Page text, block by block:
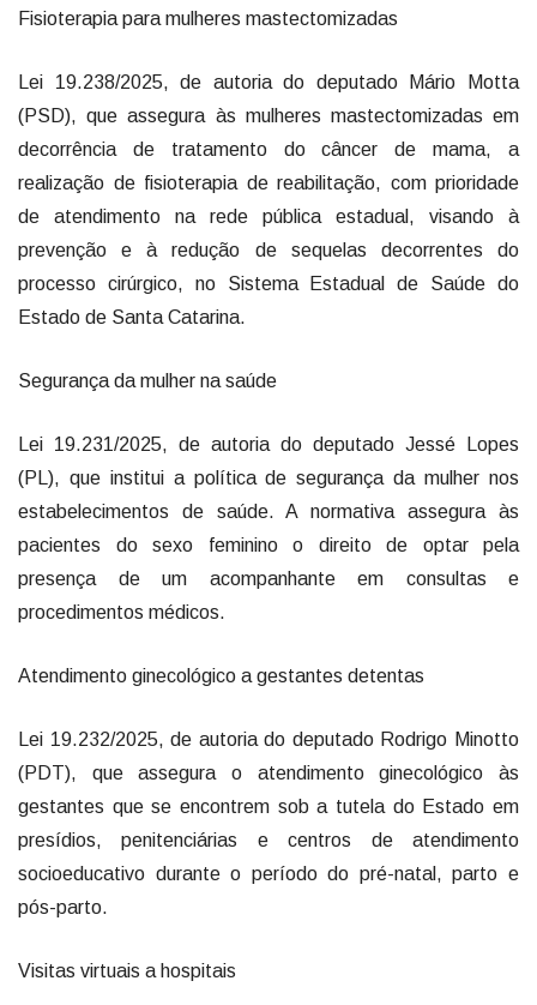
Fisioterapia para mulheres mastectomizadas
Lei 19.238/2025, de autoria do deputado Mário Motta
(PSD), que assegura às mulheres mastectomizadas em
decorrência de tratamento do câncer de mama, a
realização de fisioterapia de reabilitação, com prioridade
de atendimento na rede pública estadual, visando à
prevenção e à redução de sequelas decorrentes do
processo cirúrgico, no Sistema Estadual de Saúde do
Estado de Santa Catarina.
Segurança da mulher na saúde
Lei 19.231/2025, de autoria do deputado Jessé Lopes
(PL), que institui a política de segurança da mulher nos
estabelecimentos de saúde. A normativa assegura às
pacientes do sexo feminino o direito de optar pela
presença de um acompanhante em consultas e
procedimentos médicos.
Atendimento ginecológico a gestantes detentas
Lei 19.232/2025, de autoria do deputado Rodrigo Minotto
(PDT), que assegura o atendimento ginecológico às
gestantes que se encontrem sob a tutela do Estado em
presídios, penitenciárias e centros de atendimento
socioeducativo durante o período do pré-natal, parto e
pós-parto.
Visitas virtuais a hospitais